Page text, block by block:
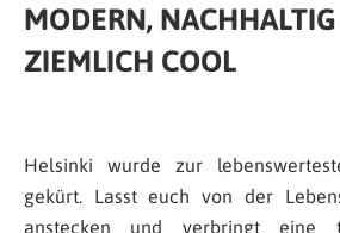
MODERN,
ZIEMLICH COOL
Helsinki wurde zur
gekürt. Lasst euch von der
anstecken und verbringt